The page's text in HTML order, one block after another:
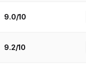
9.0/10
9.2/10